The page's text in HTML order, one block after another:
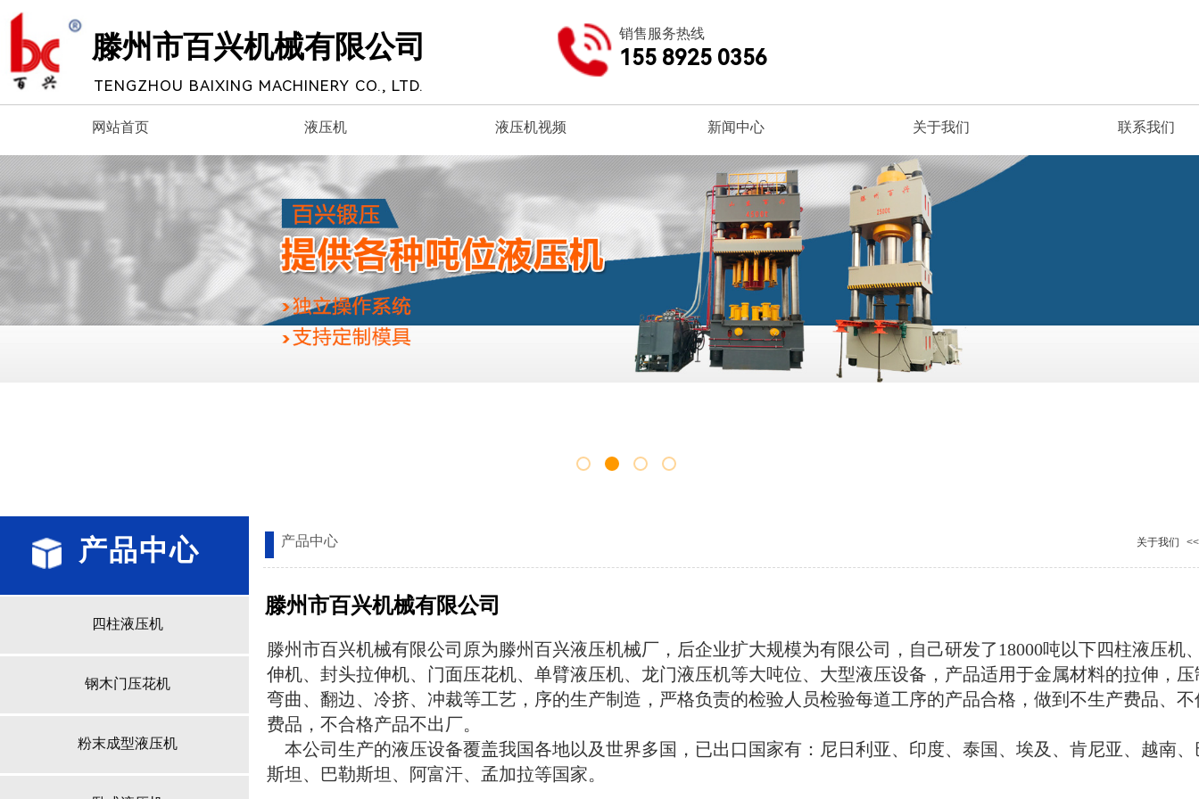
网站首页 液压机 液压机视频 新闻中心 关于我们 联系我们
产品中心 产品中心 关于我们 <<
滕州市百兴机械有限公司
四柱液压机
钢木门压花机
粉末成型液压机
滕州市百兴机械有限公司原为滕州百兴液压机械厂，后企业扩大规模为有限公司，自己研发了18000吨以下四柱液压机
伸机、封头拉伸机、门面压花机、单臂液压机、龙门液压机等大吨位、大型液压设备，产品适用于金属材料的拉伸，压
弯曲、翻边、冷挤、冲裁等工艺，序的生产制造，严格负责的检验人员检验每道工序的产品合格，做到不生产费品、不
费品，不合格产品不出厂。
本公司生产的液压设备覆盖我国各地以及世界多国，已出口国家有：尼日利亚、印度、泰国、埃及、肯尼亚、越南、
斯坦、巴勒斯坦、阿富汗、孟加拉等国家。
销售服务热线
155 8925 0356
滕州市百兴机械有限公司
TENGZHOU BAIXING MACHINERY CO., LTD.